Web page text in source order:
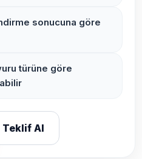
sonucuna göre
türüne göre
Teklif Al